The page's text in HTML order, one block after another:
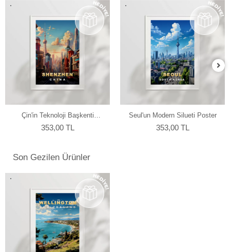
kalibrasyonunun tam ve doğru bir şekilde yapılmış olmasına
bağlıdır. Bu da profesyonel monitör kullanımını gerektirmektedir.
Kullanmış olduğumuz Eizo monitörlerde düzenli aralıklarla renk
kalibrasyonu yapılmakta ve ekrandaki fotoğraf renkleri baskıda en
doğru şekilde çıkmaktadır. Ayrıca kullandığımız tüm kağıtlarımız için
en hassas ve eşsiz renk profillerini atölyemizde kendimiz
yapmaktayız.
Çin'in Teknoloji Başkenti
Shenzhen Poster
353,00 TL
Seul'un Modern Silueti Poster
353,00 TL
Son Gezilen Ürünler